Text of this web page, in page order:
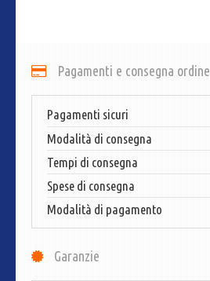
Pagamenti e consegna ordine
Pagamenti sicuri
Modalità di consegna
Tempi di consegna
Spese di consegna
Modalità di pagamento
Garanzie